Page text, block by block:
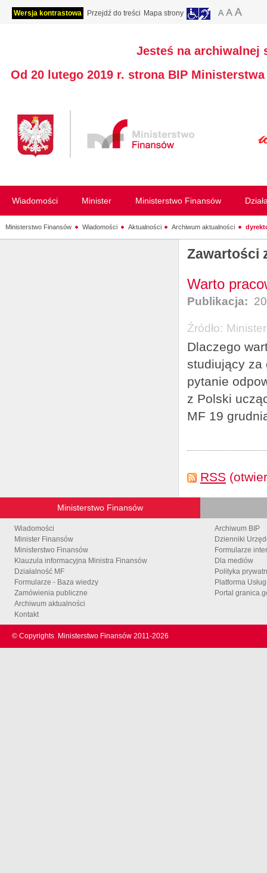
Wersja kontrastowa Przejdź do treści Mapa strony
Jesteś na archiwalnej
Od 20 lutego 2019 r. strona BIP
Wiadomości Minister Ministerstwo Finansów
Ministerstwo Finansów Wiadomości Aktualności Archiwum aktualności
Zawartości
Warto
Publikacja:
Źródło:
Dlaczego
studiujący za
pytanie
z Polski
MF 19
RSS
Ministerstwo Finansów
Wiadomości
Minister Finansów
Ministerstwo Finansów
Klauzula informacyjna Ministra Finansów
Działalność MF
Formularze - Baza wiedzy
Zamówienia publiczne
Archiwum aktualności
Kontakt
Archiwum BIP
Dzienniki
Formularze
Dla mediów
Polityka
Platforma
Portal
© Copyrights Ministerstwo Finansów 2011-2026